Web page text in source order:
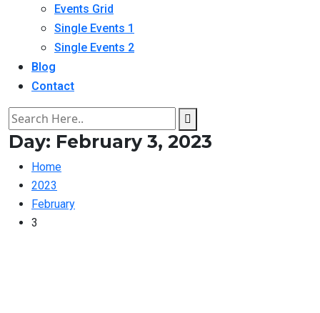
Events Grid
Single Events 1
Single Events 2
Blog
Contact
Day: February 3, 2023
Home
2023
February
3